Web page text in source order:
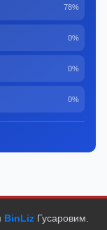
78%
0%
0%
0%
BinLiz Гусаровим.